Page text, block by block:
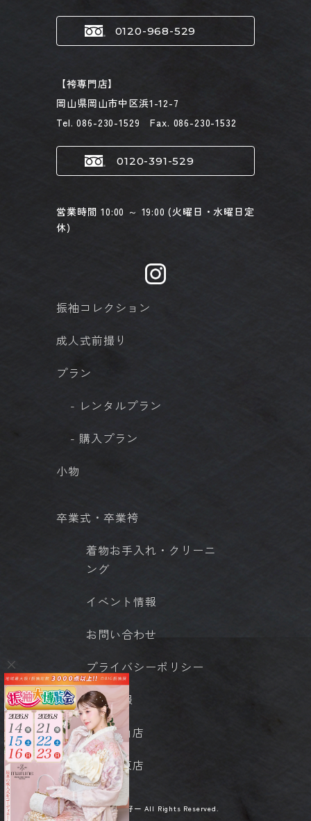
0120-968-529
【袴専門店】
岡山県岡山市中区浜1-12-7
Tel. 086-230-1529 Fax. 086-230-1532
0120-391-529
営業時間 10:00 ～ 19:00 (火曜日・水曜日定
休)
振袖コレクション
成人式前撮り
プラン
- レンタルプラン
- 購入プラン
小物
卒業式・卒業袴
着物お手入れ・クリーニ
ング
イベント情報
お問い合わせ
プライバシーポリシー
店舗情報
- 岡山店
- 城東店
© 京呉服 好一 All Rights Reserved.